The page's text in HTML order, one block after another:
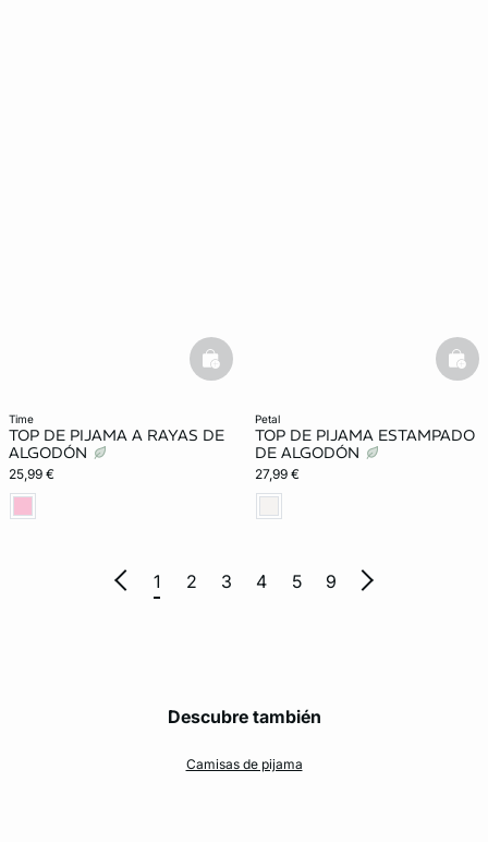
time
TOP DE PIJAMA A RAYAS DE
ALGODÓN
25,99 €
basketfull
petal
TOP DE PIJAMA ESTAMPADO
DE ALGODÓN
27,99 €
1 2 3 4 5 9
Descubre también
Camisas de pijama